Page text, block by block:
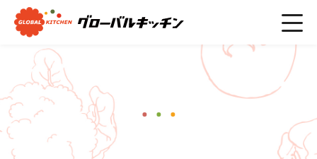
ホーム>在宅介護